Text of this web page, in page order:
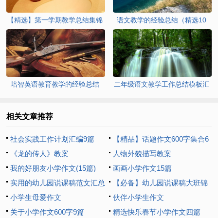
【精选】第一学期教学总结集锦
9篇
语文教学的经验总结（精选10
篇）
培智英语教育教学的经验总结
二年级语文教学工作总结模板汇
相关文章推荐
社会实践工作计划汇编9篇
【精品】话题作文600字集合6
篇
《龙的传人》教案
人物外貌描写教案
我的好朋友小学作文(15篇)
画画小学作文15篇
实用的幼儿园说课稿范文汇总
8篇
【必备】幼儿园说课稿大班锦
集十篇
小学生母爱作文
伙伴小学生作文
关于小学作文600字9篇
精选快乐春节小学作文四篇